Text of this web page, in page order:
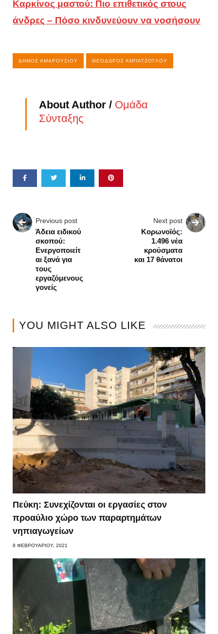
Καρκίνος μαστού: Πιο επιθετικός στους
άνδρες – Πόσο κινδυνεύουν να νοσήσουν
ΔΉΜΟΣ ΑΜΑΡΟΥΣΊΟΥ ΘΕΌΔΩΡΟΣ ΑΜΠΑΤΖΌΓΛΟΥ
About Author / Ομάδα
Σύνταξης
Previous post
Άδεια ειδικού
σκοπού:
Ενεργοποιείτ
αι ξανά για
τους
εργαζόμενους
γονείς
Next post
Κορωνοϊός:
1.496 νέα
κρούσματα
και 17 θάνατοι
YOU MIGHT ALSO LIKE
Πεύκη: Συνεχίζονται οι εργασίες στον
προαύλιο χώρο των παραρτημάτων
νηπιαγωγείων
8 ΦΕΒΡΟΥΑΡΊΟΥ, 2021